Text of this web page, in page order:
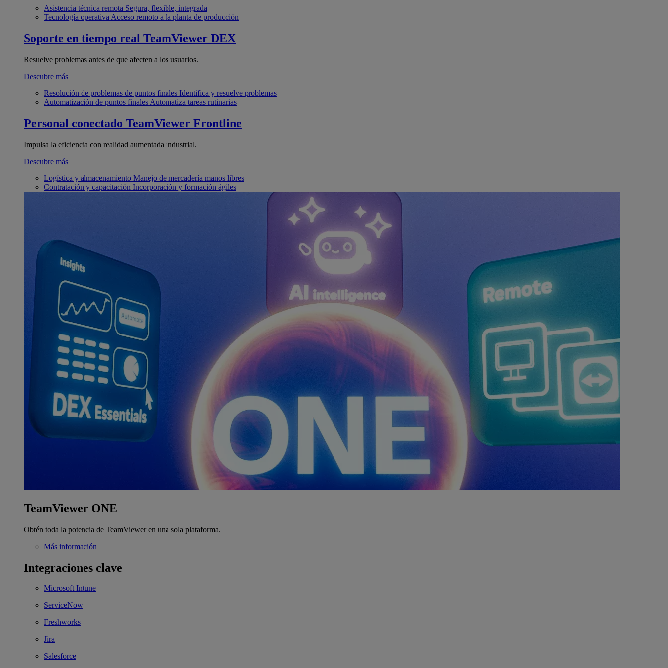
Asistencia técnica remota Segura, flexible, integrada
Tecnología operativa Acceso remoto a la planta de producción
Soporte en tiempo real TeamViewer DEX
Resuelve problemas antes de que afecten a los usuarios.
Descubre más
Resolución de problemas de puntos finales Identifica y resuelve problemas
Automatización de puntos finales Automatiza tareas rutinarias
Personal conectado TeamViewer Frontline
Impulsa la eficiencia con realidad aumentada industrial.
Descubre más
Logística y almacenamiento Manejo de mercadería manos libres
Contratación y capacitación Incorporación y formación ágiles
TeamViewer ONE
Obtén toda la potencia de TeamViewer en una sola plataforma.
Más información
Integraciones clave
Microsoft Intune
ServiceNow
Freshworks
Jira
Salesforce